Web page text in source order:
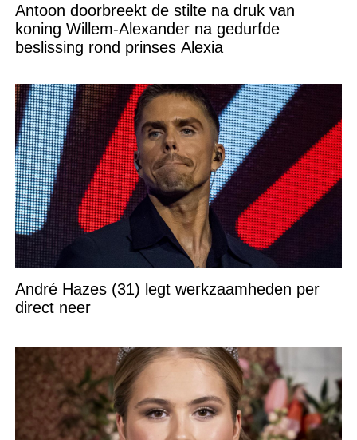
Antoon doorbreekt de stilte na druk van
koning Willem-Alexander na gedurfde
beslissing rond prinses Alexia
André Hazes (31) legt werkzaamheden per
direct neer